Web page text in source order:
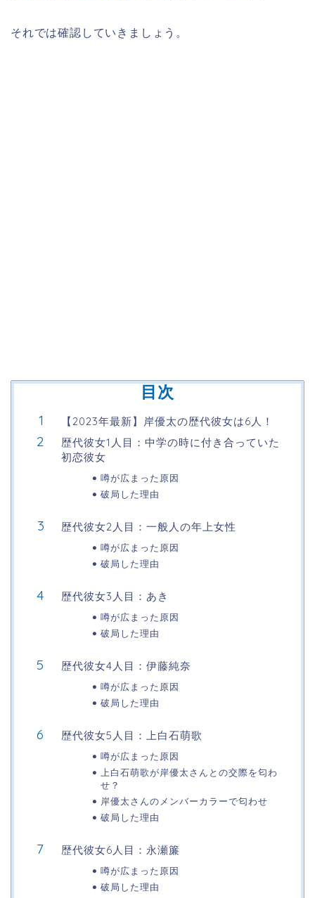
それでは確認していきましょう。
目次
【2023年最新】岸優太の歴代彼女は6人！
歴代彼女1人目：中学の時に付き合っていた
初恋彼女
噂が広まった原因
破局した理由
歴代彼女2人目：一般人の年上女性
噂が広まった原因
破局した理由
歴代彼女3人目：あき
噂が広まった原因
破局した理由
歴代彼女4人目：伊藤純奈
噂が広まった原因
破局した理由
歴代彼女5人目：上白石萌歌
噂が広まった原因
上白石萌歌が岸優太さんとの交際を匂わ
せ？
岸優太さんのメンバーカラーで匂わせ
破局した理由
歴代彼女6人目：永瀬簾
噂が広まった原因
破局した理由